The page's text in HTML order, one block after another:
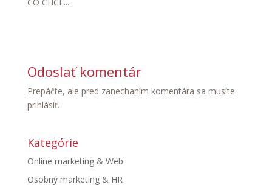
Odoslať komentár
Prepáčte, ale pred zanechaním komentára sa musíte
prihlásiť.
Kategórie
Online marketing & Web
Osobný marketing & HR